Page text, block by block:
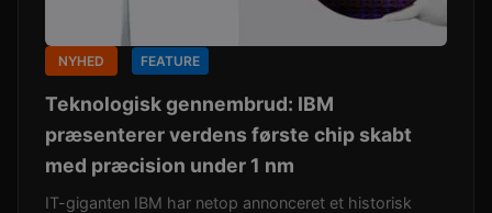
NYHED FEATURE
Teknologisk gennembrud: IBM
præsenterer verdens første chip skabt
med præcision under 1 nm
IT-giganten IBM har netop annonceret et historisk